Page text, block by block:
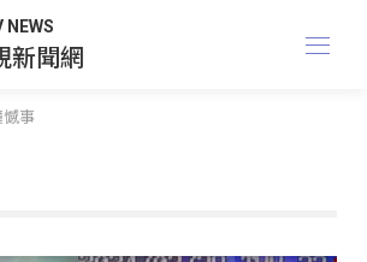
NEWS
新聞網
事